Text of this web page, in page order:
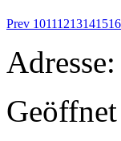
Prev 10111213141516